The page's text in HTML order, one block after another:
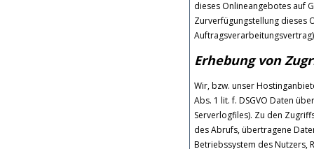
dieses Onlineangebotes auf
Zurverfügungstellung dieses
Erhebung von
Wir, bzw. unser
Abs. 1 lit. f. DSGVO Daten
Serverlogfiles). Zu den
des Abrufs, übertragene
Betriebssystem des Nutzers,